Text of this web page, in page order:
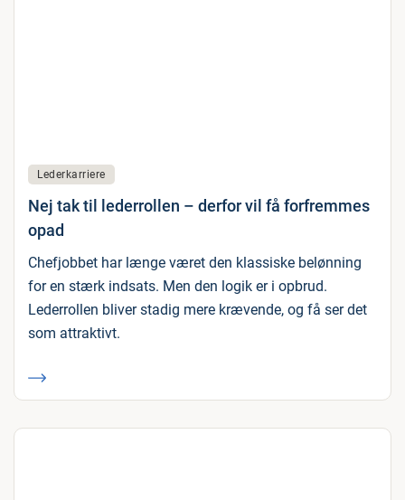
Lederkarriere
Nej tak til lederrollen – derfor vil få forfremmes
opad
Chefjobbet har længe været den klassiske belønning
for en stærk indsats. Men den logik er i opbrud.
Lederrollen bliver stadig mere krævende, og få ser det
som attraktivt.